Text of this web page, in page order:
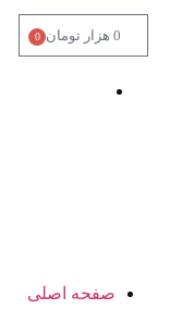
0 هزار تومان 0
صفحه اصلی